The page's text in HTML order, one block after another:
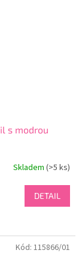
s modrou
Skladem(>5 ks)
DETAIL
Kód: 115866/01